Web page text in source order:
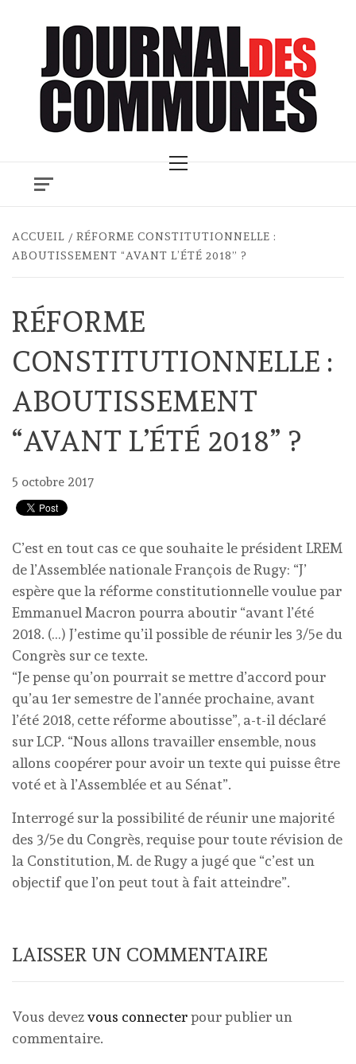
Menu
ACCUEIL
RÉFORME CONSTITUTIONNELLE :
ABOUTISSEMENT “AVANT L’ÉTÉ 2018” ?
RÉFORME
CONSTITUTIONNELLE :
ABOUTISSEMENT
“AVANT L’ÉTÉ 2018” ?
5 octobre 2017
C’est en tout cas ce que souhaite le président LREM
de l’Assemblée nationale François de Rugy: “J’
espère que la réforme constitutionnelle voulue par
Emmanuel Macron pourra aboutir “avant l’été
2018. (…) J’estime qu’il possible de réunir les 3/5e du
Congrès sur ce texte.
“Je pense qu’on pourrait se mettre d’accord pour
qu’au 1er semestre de l’année prochaine, avant
l’été 2018, cette réforme aboutisse”, a-t-il déclaré
sur LCP. “Nous allons travailler ensemble, nous
allons coopérer pour avoir un texte qui puisse être
voté et à l’Assemblée et au Sénat”.
Interrogé sur la possibilité de réunir une majorité
des 3/5e du Congrès, requise pour toute révision de
la Constitution, M. de Rugy a jugé que “c’est un
objectif que l’on peut tout à fait atteindre”.
LAISSER UN COMMENTAIRE
Vous devezvous connecterpour publier un
commentaire.